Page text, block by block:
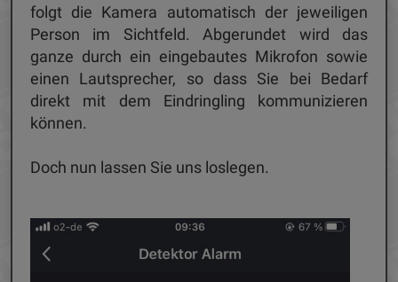
folgt die Kamera automatisch der jeweiligen
Person im Sichtfeld. Abgerundet wird das
ganze durch ein eingebautes Mikrofon sowie
einen Lautsprecher, so dass Sie bei Bedarf
direkt mit dem Eindringling kommunizieren
können.
Doch nun lassen Sie uns loslegen.